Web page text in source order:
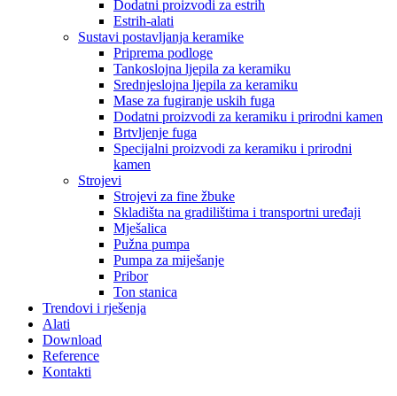
Dodatni proizvodi za estrih
Estrih-alati
Sustavi postavljanja keramike
Priprema podloge
Tankoslojna ljepila za keramiku
Srednjeslojna ljepila za keramiku
Mase za fugiranje uskih fuga
Dodatni proizvodi za keramiku i prirodni kamen
Brtvljenje fuga
Specijalni proizvodi za keramiku i prirodni
kamen
Strojevi
Strojevi za fine žbuke
Skladišta na gradilištima i transportni uređaji
Mješalica
Pužna pumpa
Pumpa za miješanje
Pribor
Ton stanica
Trendovi i rješenja
Alati
Download
Reference
Kontakti